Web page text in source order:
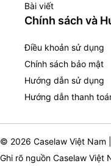
Bài viết
Chính sách và
Điều khoản sử dụng
Chính sách bảo mật
Hướng dẫn sử dụng
Hướng dẫn thanh
© 2026 Caselaw Việt Nam
Ghi rõ nguồn Caselaw Việt